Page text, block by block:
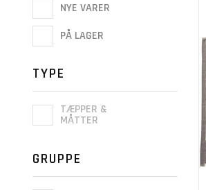
NYE VARER
PÅ LAGER
TYPE
TÆPPER &
MÅTTER
GRUPPE